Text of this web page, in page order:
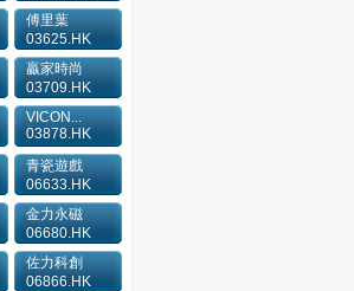
傅里葉
03625.HK
贏家時尚
03709.HK
VICON...
03878.HK
青瓷遊戲
06633.HK
金力永磁
06680.HK
佐力科創
06866.HK